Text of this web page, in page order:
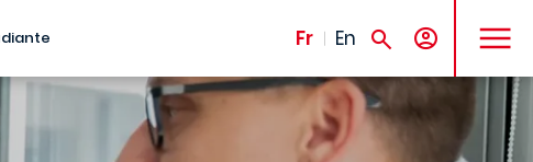
Fr En
MENU